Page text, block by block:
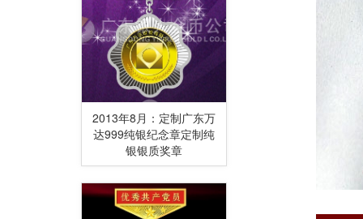
2013年8月：定制广东万
达999纯银纪念章定制纯
银银质奖章